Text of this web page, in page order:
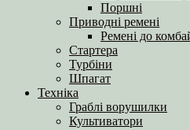
Поршні
Приводні ремені
Ремені до
Стартера
Турбіни
Шпагат
Техніка
Граблі ворушилки
Культиватори